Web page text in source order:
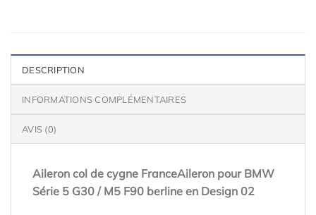
DESCRIPTION
INFORMATIONS COMPLÉMENTAIRES
AVIS (0)
Aileron col de cygne FranceAileron pour BMW
Série 5 G30 / M5 F90 berline en Design 02